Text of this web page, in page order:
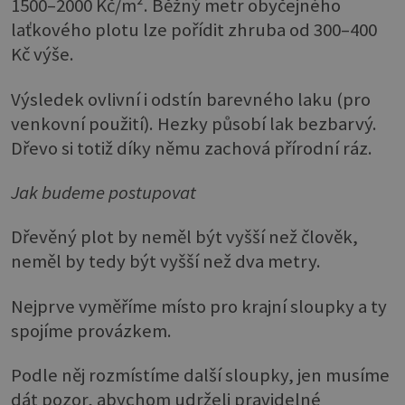
1500–2000 Kč/m². Běžný metr obyčejného
laťkového plotu lze pořídit zhruba od 300–400
Kč výše.
Výsledek ovlivní i odstín barevného laku (pro
venkovní použití). Hezky působí lak bezbarvý.
Dřevo si totiž díky němu zachová přírodní ráz.
Jak budeme postupovat
Dřevěný plot by neměl být vyšší než člověk,
neměl by tedy být vyšší než dva metry.
Nejprve vyměříme místo pro krajní sloupky a ty
spojíme provázkem.
Podle něj rozmístíme další sloupky, jen musíme
dát pozor, abychom udrželi pravidelné